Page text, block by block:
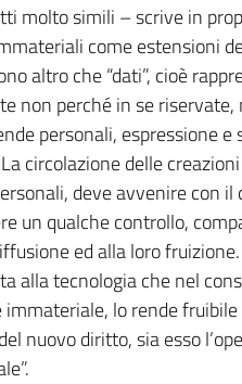
molto simili – scrive in
come estensioni
altro che “dati”, cioè
non perché in se riservate,
personali, espressione e
circolazione delle
deve avvenire con il
un qualche controllo,
ed alla loro
alla tecnologia che nel
lo rende
nuovo diritto, sia esso